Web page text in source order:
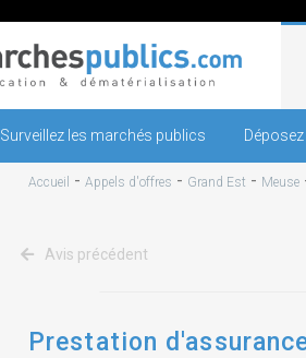
Surveillez les marchés publics
Accueil - Appels d'offres - Grand Est - Meuse
Avis précédent
Prestation